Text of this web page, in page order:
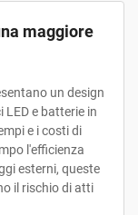
maggiore
un design
e batterie in
e i costi di
l'efficienza
esterni, queste
il rischio di atti